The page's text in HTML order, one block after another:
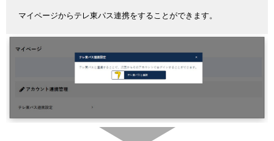
マイページからテレ東パス連携をすることができます。